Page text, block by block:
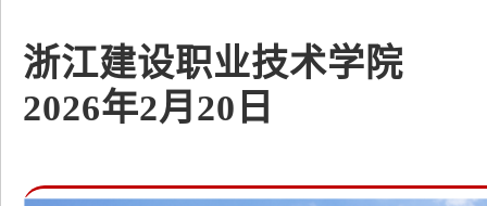
浙江建设职业技术学院
2026年2月20日